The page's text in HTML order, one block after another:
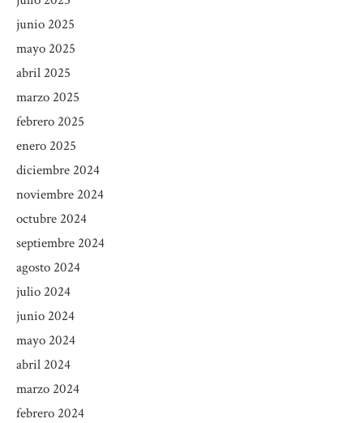
junio 2025
mayo 2025
abril 2025
marzo 2025
febrero 2025
enero 2025
diciembre 2024
noviembre 2024
octubre 2024
septiembre 2024
agosto 2024
julio 2024
junio 2024
mayo 2024
abril 2024
marzo 2024
febrero 2024